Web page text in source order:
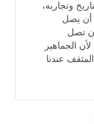
وتجاربه،
أن يصل
تصل
الجماهير
عندنا